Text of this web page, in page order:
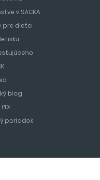
v SACKA
pre dieťa
blog
poriadok